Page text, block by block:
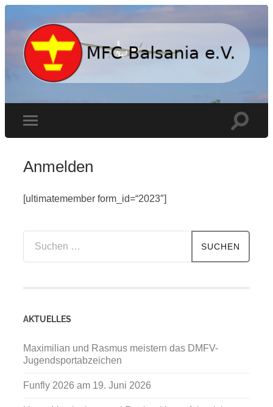
e.V.
mobile
Toggle
search
Anmelden
[ultimatemember form_id=“2023″]
nach:
AKTUELLES
Maximilian und Rasmus meistern das DMFV-
Jugendsportabzeichen
Funfly 2026 am 19. Juni 2026